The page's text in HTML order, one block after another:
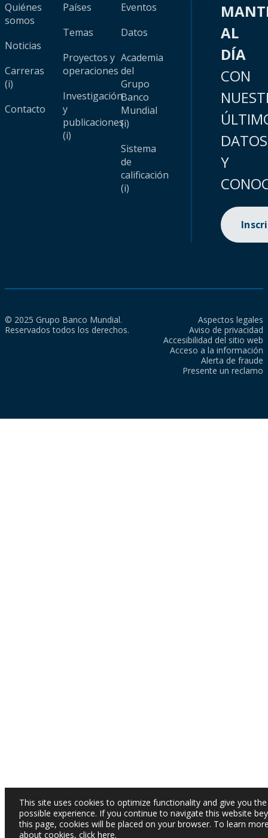
Quiénes
somos
Noticias
Carreras
(i)
Contacto
Países
Temas
Proyectos y
operaciones
Investigación
y
publicaciones
(i)
Eventos
Datos
Academia
del
Grupo
Banco
Mundial
(i)
Sistema
de
calificación
(i)
AL
DÍA
CON
DATOS
Y
© 2025 Grupo Banco Mundial.
Reservados todos los derechos.
Aspectos legales
Aviso de privacidad
Accesibilidad del sitio web
Acceso a la información
Alerta de fraude
Presente un reclamo
This site uses cookies to optimize functionality and give you
possible experience. If you continue to navigate this website
this page, cookies will be placed on your browser. To learn
about cookies, click here.